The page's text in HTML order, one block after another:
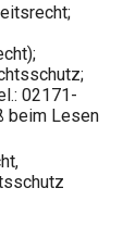
02171-
beim Lesen